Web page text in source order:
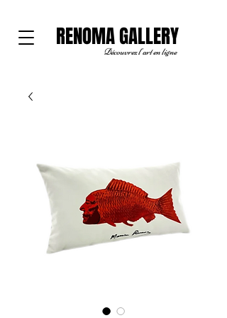
RENOMA GALLERY
Découvrez l'art en ligne